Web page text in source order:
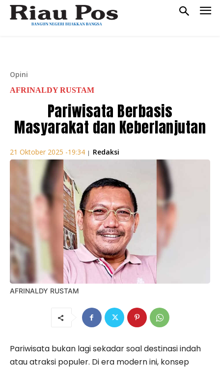
Opini
AFRINALDY RUSTAM
Pariwisata Berbasis
Masyarakat dan Keberlanjutan
21 Oktober 2025 -19:34 | Redaksi
AFRINALDY RUSTAM
Pariwisata bukan lagi sekadar soal destinasi indah
atau atraksi populer. Di era modern ini, konsep